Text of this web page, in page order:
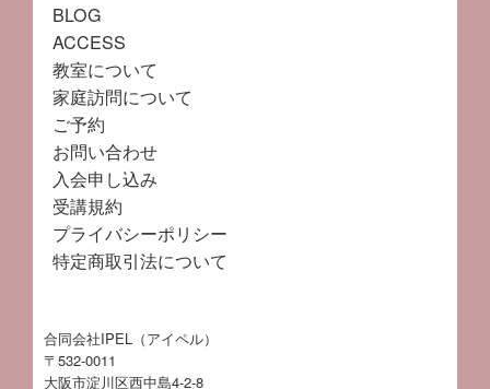
BLOG
ACCESS
教室について
家庭訪問について
ご予約
お問い合わせ
入会申し込み
受講規約
プライバシーポリシー
特定商取引法について
合同会社IPEL（アイペル）
〒532-0011
大阪市淀川区西中島4-2-8